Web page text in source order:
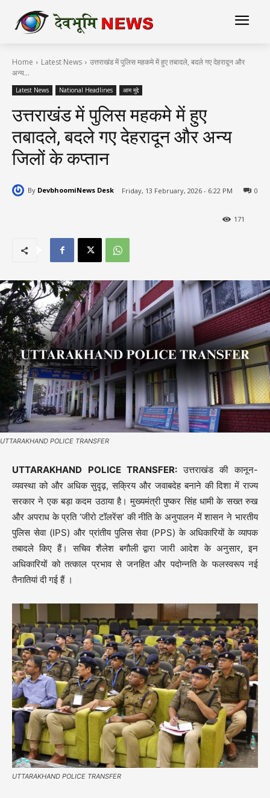
Home Latest News
उत्तराखंड में पुलिस महकमे में हुए तबादले, बदले गए देहरादून और
अन्य...
Latest News National Headlines आम मुद्दे
उत्तराखंड में पुलिस महकमे में हुए
तबादले, बदले गए देहरादून और अन्य
जिलों के कप्तान
By DevbhoomiNews Desk Friday, 13 February, 2026 - 6:22 PM 0
171
UTTARAKHAND POLICE TRANSFER
UTTARAKHAND POLICE TRANSFER:उत्तराखंड की कानून-
व्यवस्था को और अधिक सुदृढ़, सक्रिय और जवाबदेह बनाने की दिशा में राज्य
सरकार ने एक बड़ा कदम उठाया है। मुख्यमंत्री पुष्कर सिंह धामी के सख्त रुख
और अपराध के प्रति ‘जीरो टॉलरेंस’ की नीति के अनुपालन में शासन ने भारतीय
पुलिस सेवा (IPS) और प्रांतीय पुलिस सेवा (PPS) के अधिकारियों के व्यापक
तबादले किए हैं।सचिव शैलेश बगौली द्वारा जारी आदेश के अनुसार, इन
अधिकारियों को तत्काल प्रभाव से जनहित और पदोन्नति के फलस्वरूप नई
तैनातियां दी गई हैं ।
UTTARAKHAND POLICE TRANSFER